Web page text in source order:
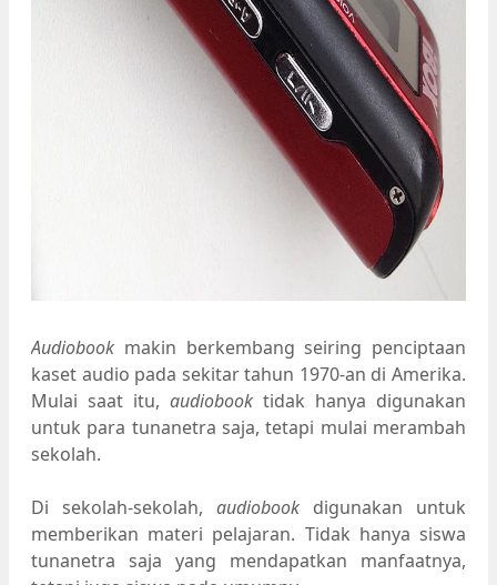
Audiobook makin berkembang seiring penciptaan
kaset audio pada sekitar tahun 1970-an di Amerika.
Mulai saat itu, audiobook tidak hanya digunakan
untuk para tunanetra saja, tetapi mulai merambah
sekolah.
Di sekolah-sekolah, audiobook digunakan untuk
memberikan materi pelajaran. Tidak hanya siswa
tunanetra saja yang mendapatkan manfaatnya,